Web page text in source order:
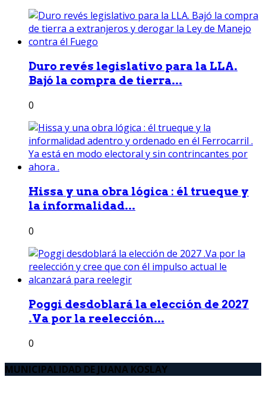
Duro revés legislativo para la LLA.
Bajó la compra de tierra...
0
Hissa y una obra lógica : él trueque y
la informalidad...
0
Poggi desdoblará la elección de 2027
.Va por la reelección...
0
MUNICIPALIDAD DE JUANA KOSLAY